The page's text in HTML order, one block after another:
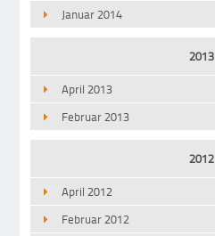
Januar 2014
2013
April 2013
Februar 2013
2012
April 2012
Februar 2012